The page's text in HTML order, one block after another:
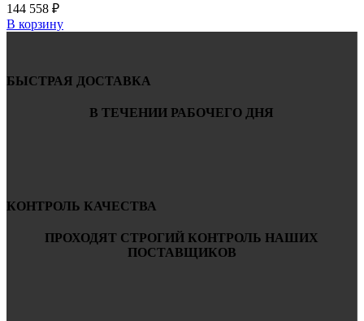
144 558 ₽
В корзину
БЫСТРАЯ ДОСТАВКА
В ТЕЧЕНИИ РАБОЧЕГО ДНЯ
КОНТРОЛЬ КАЧЕСТВА
ПРОХОДЯТ СТРОГИЙ КОНТРОЛЬ НАШИХ
ПОСТАВЩИКОВ